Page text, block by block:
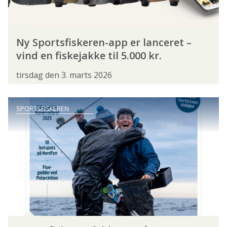
FORBUNDSBESTYRELSEN FORENINGER
GRØN TREPART HAVFISKERSEKTIONEN
KONGRES 2026 KYSTHJÆLPER
LANDSDELSMØDER LEDER
MEDEFISKERSEKTIONEN
NATUR- OG MILJØKOORDINATORER
PRESSEMEDDELELSE
PROJEKT STALLING SAGSBEHANDLING
Ny Sportsfiskeren-app er lanceret –
vind en fiskejakke til 5.000 kr.
tirsdag den 3. marts 2026
SPORTSFISKEREN